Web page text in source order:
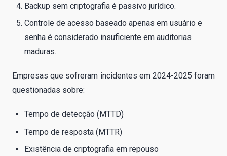
Backup sem criptografia é passivo jurídico.
Controle de acesso baseado apenas em usuário e
senha é considerado insuficiente em auditorias
maduras.
Empresas que sofreram incidentes em 2024-2025 foram
questionadas sobre:
Tempo de detecção (MTTD)
Tempo de resposta (MTTR)
Existência de criptografia em repouso